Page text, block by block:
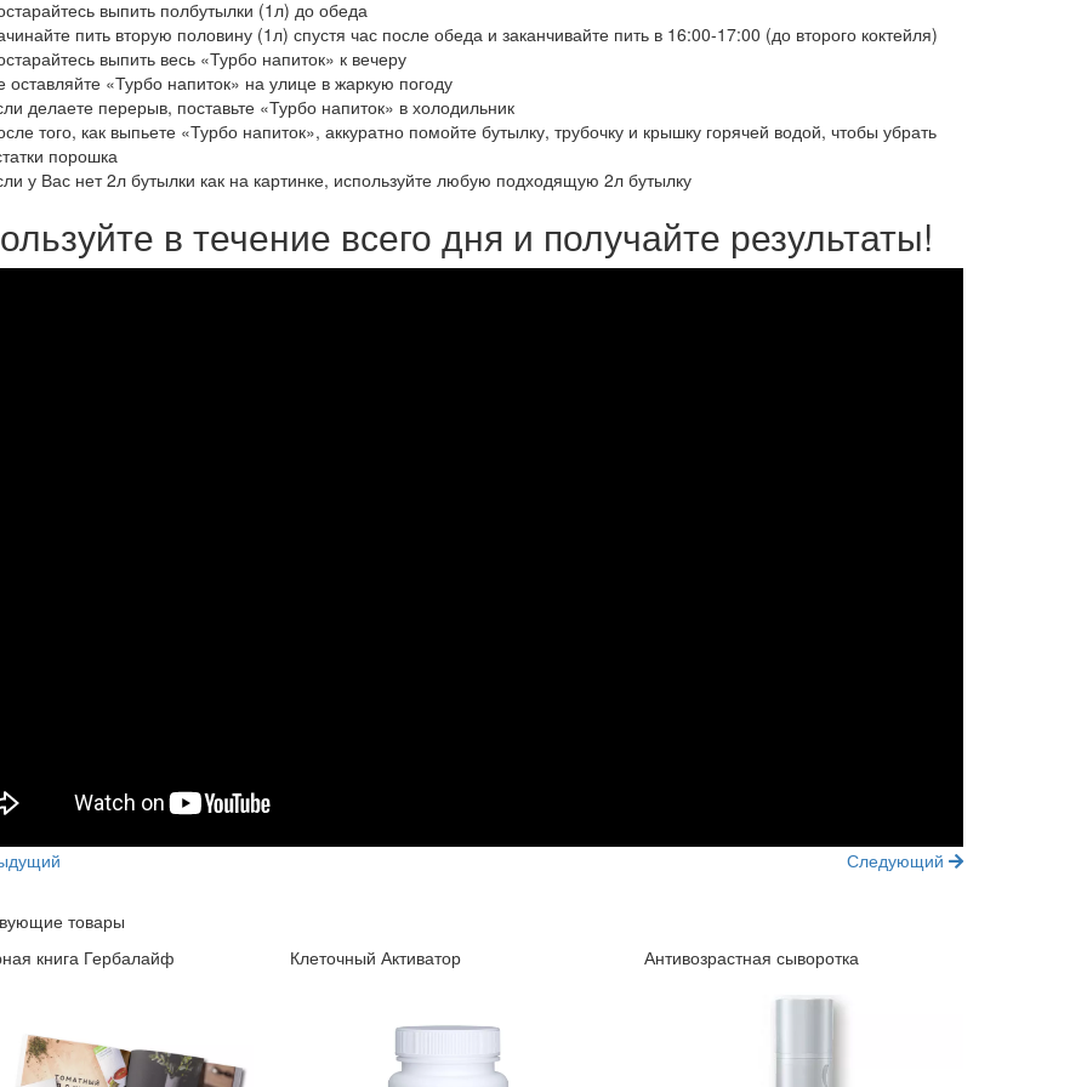
выпить полбутылки (1л) до обеда
пить вторую половину (1л) спустя час после обеда и заканчивайте пить в 16:00-17:00 (до второго коктейля)
выпить весь «Турбо напиток» к вечеру
оставляйте «Турбо напиток» на улице в жаркую погоду
делаете перерыв, поставьте «Турбо напиток» в холодильник
того, как выпьете «Турбо напиток», аккуратно помойте бутылку, трубочку и крышку горячей водой, чтобы убрать
порошка
у Вас нет 2л бутылки как на картинке, используйте любую подходящую 2л бутылку
в течение всего дня и получайте результаты!
Следующий
товары
книга Гербалайф
Клеточный Активатор Антивозрастная сыворотка